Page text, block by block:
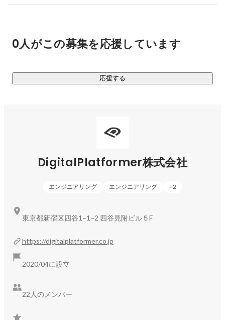
■分散型ID発行・管理プラットフォーム　「SHIKI Platform」
ムです。
これまでは様々なサービス、アプリにおいてポイントや割引
ロール権を自ら保持し、ユーザーの許可した限りで各サービ
VC（Verifaiable Credential）が紐づき、ユーザーは　”自身の
意思”で各サービスに必要なVCを提示でき、サービス側は提示
されたVCに応じたサービスを提供できます。
■デジタル通貨で地域経済の活性化を目指す■
デジタル通貨やデジタル商品券は、アフターコロナの地域経
お店で使えるクーポンなどによって経済効果をもたらすほ
か、給与の支払い、企業間取引での活用によって高い効果を
生み出します。
引先をトレースできる」という特性があります。これを活か
可能です。地域経済を透明化することで、より安全で安定的
0人がこの募集を応援しています
応援する
DigitalPlatformer株式会社
エンジニアリング エンジニアリング +2
https://digitalplatformer.co.jp
2020/04に設立
22人のメンバー
東京都新宿区四谷1−1−2 四谷見附ビル５F